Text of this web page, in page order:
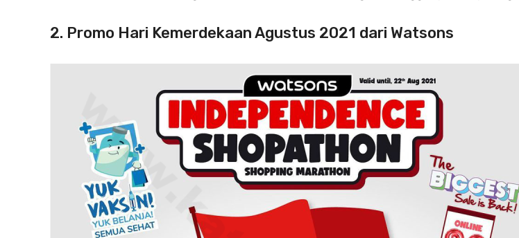
2. Promo Hari Kemerdekaan Agustus 2021 dari Watsons